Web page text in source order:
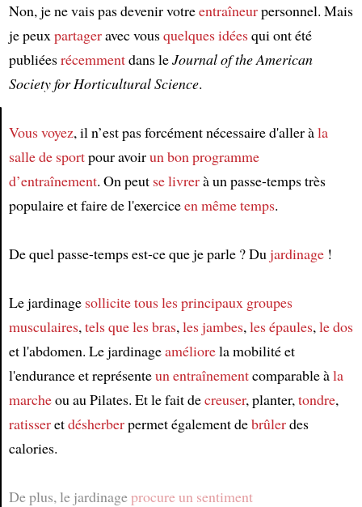
Article
Non, je ne vais pas devenir votreentraîneurpersonnel. Mais
je peuxpartageravec vousquelques idéesqui ont été
publiéesrécemmentdans leJournal of the American
Society for Horticultural Science.
Vous voyez, il n’est pas forcément nécessaire d'aller àla
salle de sportpour avoirun bon programme
d’entraînement. On peut se livrerà un passe-temps très
populaire et faire de l'exerciceen même temps.
De quel passe-temps est-ce que je parle ? Dujardinage!
Le jardinage sollicitetous les principaux groupes
musculaires,tels queles bras,les jambes,les épaules,le dos
et l'abdomen. Le jardinageaméliorela mobilité et
l'endurance et représenteun entraînementcomparable àla
marcheou au Pilates. Et le fait decreuser, planter,tondre,
ratisseretdésherberpermet également debrûlerdes
calories.
De plus, le jardinageprocureun sentiment